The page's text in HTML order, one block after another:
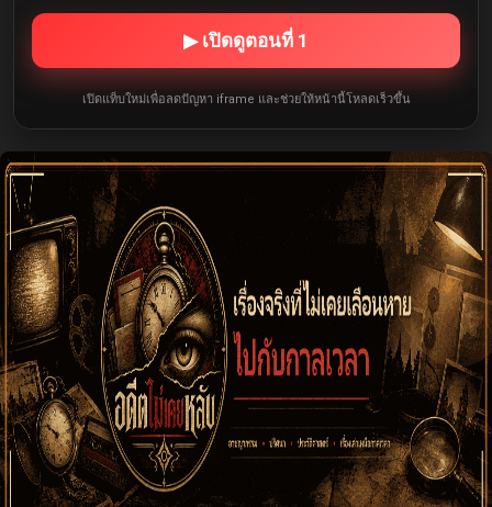
▶ เปิดดูตอนที่ 1
เปิดแท็บใหม่เพื่อลดปัญหา iframe และช่วยให้หน้านี้โหลดเร็วขึ้น